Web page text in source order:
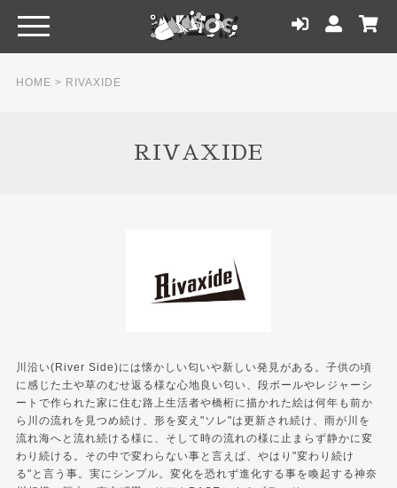
HOME > RIVAXIDE
RIVAXIDE
川沿い(River Side)には懐かしい匂いや新しい発見がある。子供の頃
に感じた土や草のむせ返る様な心地良い匂い、段ボールやレジャーシ
ートで作られた家に住む路上生活者や橋桁に描かれた絵は何年も前か
ら川の流れを見つめ続け、形を変え"ソレ"は更新され続け、雨が川を
流れ海へと流れ続ける様に、そして時の流れの様に止まらず静かに変
わり続ける。その中で変わらない事と言えば、やはり"変わり続け
る"と言う事。実にシンプル。変化を恐れず進化する事を喚起する神奈